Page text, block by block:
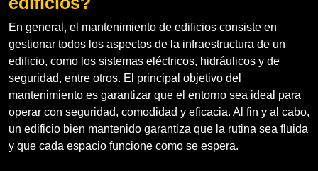
En general, el mantenimiento de edificios consiste en
gestionar todos los aspectos de la infraestructura de un
edificio, como los sistemas eléctricos, hidráulicos y de
seguridad, entre otros. El principal objetivo del
mantenimiento es garantizar que el entorno sea ideal para
operar con seguridad, comodidad y eficacia. Al fin y al cabo,
un edificio bien mantenido garantiza que la rutina sea fluida
y que cada espacio funcione como se espera.